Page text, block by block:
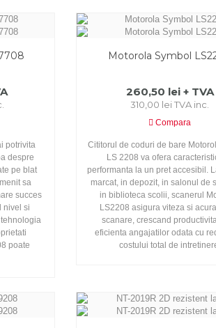
potrivita
despre
pe blat
sa
succes
nivel si
poate
Motorola Symbol
260,50 lei + TVA
310,00 lei TVA inc.
Compara
Cititorul de coduri de bare
LS 2208 va ofera
performanta la un pret accesibil.
marcat, in depozit, in salonul de
in biblioteca scolii, scanerul
LS2208 asigura viteza si
scanare, crescand
eficienta angajatilor odata cu
costului total de